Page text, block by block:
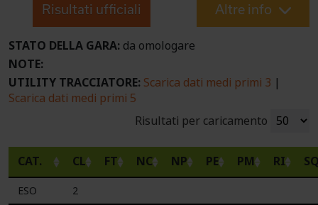
Risultati ufficiali Altre info
STATO DELLA GARA: da omologare
NOTE:
UTILITY TRACCIATORE: Scarica dati medi primi 3 |
Scarica dati medi primi 5
Risultati per caricamento
CAT. CL FT NC NP PE PM RI
ESO
2